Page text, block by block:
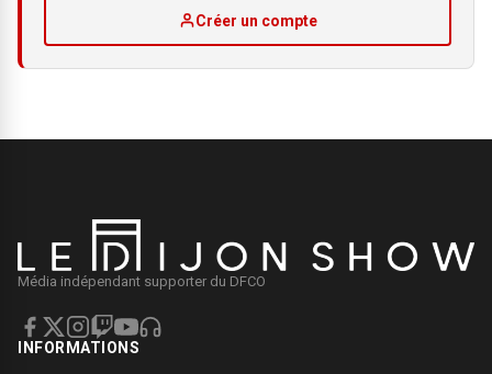
Créer un compte
Média indépendant supporter du DFCO
INFORMATIONS